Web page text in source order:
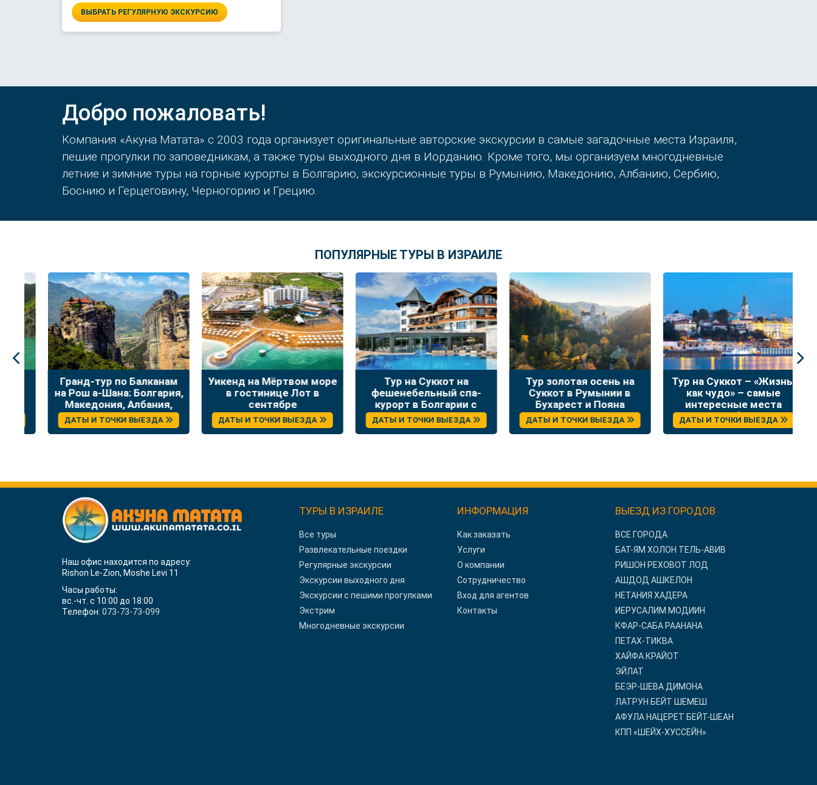
ВЫБРАТЬ РЕГУЛЯРНУЮ ЭКСКУРСИЮ
Добро пожаловать!
Компания «Акуна Матата» с 2003 года организует оригинальные авторские экскурсии в самые загадочные места Израиля,
пешие прогулки по заповедникам, а также туры выходного дня в Иорданию. Кроме того, мы организуем многодневные
летние и зимние туры на горные курорты в Болгарию, экскурсионные туры в Румынию, Македонию, Албанию, Сербию,
Боснию и Герцеговину, Черногорию и Грецию.
ПОПУЛЯРНЫЕ ТУРЫ В ИЗРАИЛЕ
Гранд-тур по Балканам
на Рош а-Шана: Болгария,
Македония, Албания,
Греция
ДАТЫ И ТОЧКИ ВЫЕЗДА
Уикенд на Мёртвом море
в гостинице Лот в
сентябре
ДАТЫ И ТОЧКИ ВЫЕЗДА
Тур на Суккот на
фешенебельный спа-
курорт в Болгарии с
отдыхом и экскурсиями
ДАТЫ И ТОЧКИ ВЫЕЗДА
Тур золотая осень на
Суккот в Румынии в
Бухарест и Пояна
Брашов
ДАТЫ И ТОЧКИ ВЫЕЗДА
Тур на Суккот – «Жизнь,
как чудо» – самые
интересные места
Сербии
ДАТЫ И ТОЧКИ ВЫЕЗДА
Наш офис находится по адресу:
Rishon Le-Zion, Moshe Levi 11
Часы работы:
вс.-чт. с 10:00 до 18:00
Телефон: 073-73-73-099
ТУРЫ В ИЗРАИЛЕ
Все туры
Развлекательные поездки
Регулярные экскурсии
Экскурсии выходного дня
Экскурсии с пешими прогулками
Экстрим
Многодневные экскурсии
ИНФОРМАЦИЯ
Как заказать
Услуги
О компании
Сотрудничество
Вход для агентов
Контакты
ВЫЕЗД ИЗ ГОРОДОВ
ВСЕ ГОРОДА
БАТ-ЯМ ХОЛОН ТЕЛЬ-АВИВ
РИШОН РЕХОВОТ ЛОД
АШДОД АШКЕЛОН
НЕТАНИЯ ХАДЕРА
ИЕРУСАЛИМ МОДИИН
КФАР-САБА РААНАНА
ПЕТАХ-ТИКВА
ХАЙФА КРАЙОТ
ЭЙЛАТ
БЕЭР-ШЕВА ДИМОНА
ЛАТРУН БЕЙТ ШЕМЕШ
АФУЛА НАЦЕРЕТ БЕЙТ-ШЕАН
КПП «ШЕЙХ-ХУССЕЙН»